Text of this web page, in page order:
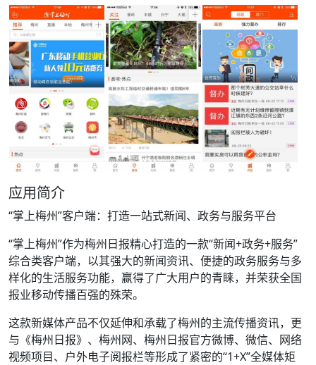
应用简介
“掌上梅州”客户端：打造一站式新闻、政务与服务平台
“掌上梅州”作为梅州日报精心打造的一款“新闻+政务+服务”
综合类客户端，以其强大的新闻资讯、便捷的政务服务与多
样化的生活服务功能，赢得了广大用户的青睐，并荣获全国
报业移动传播百强的殊荣。
这款新媒体产品不仅延伸和承载了梅州的主流传播资讯，更
与《梅州日报》、梅州网、梅州日报官方微博、微信、网络
视频项目、户外电子阅报栏等形成了紧密的“1+X”全媒体矩